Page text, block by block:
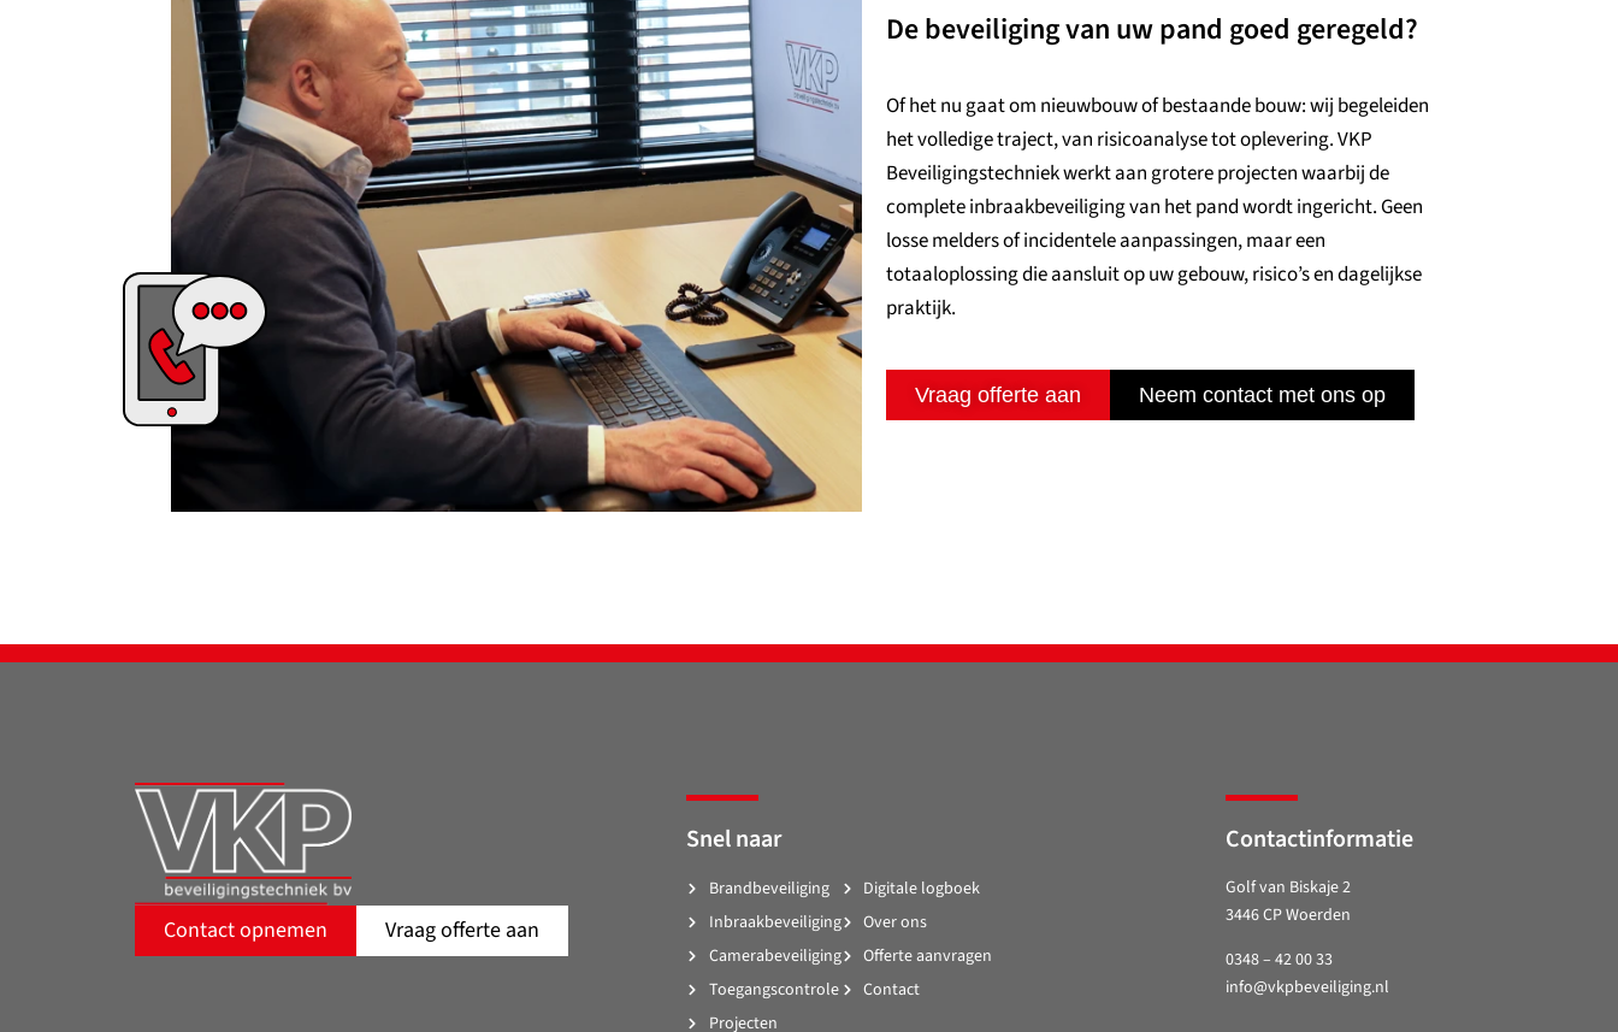
De beveiliging van uw pand goed geregeld?
Of het nu gaat om nieuwbouw of bestaande bouw: wij begeleiden
het volledige traject, van risicoanalyse tot oplevering. VKP
Beveiligingstechniek werkt aan grotere projecten waarbij de
complete inbraakbeveiliging van het pand wordt ingericht. Geen
losse melders of incidentele aanpassingen, maar een
totaaloplossing die aansluit op uw gebouw, risico’s en dagelijkse
praktijk.
Vraag offerte aan Neem contact met ons op
Contact opnemen Vraag offerte aan
Snel naar
Brandbeveiliging
Inbraakbeveiliging
Camerabeveiliging
Toegangscontrole
Projecten
Digitale logboek
Over ons
Offerte aanvragen
Contact
Contactinformatie
Golf van Biskaje 2
3446 CP Woerden
0348 – 42 00 33
info@vkpbeveiliging.nl